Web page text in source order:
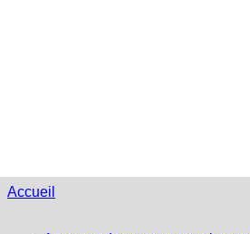
Accueil